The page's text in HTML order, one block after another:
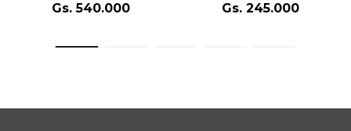
Gs. 540.000 Gs. 245.000